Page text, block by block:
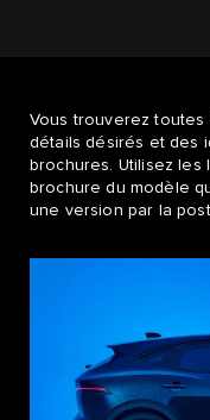
Vous trouverez
détails désirés et des
brochures. Utilisez
brochure du modèle
une version par la